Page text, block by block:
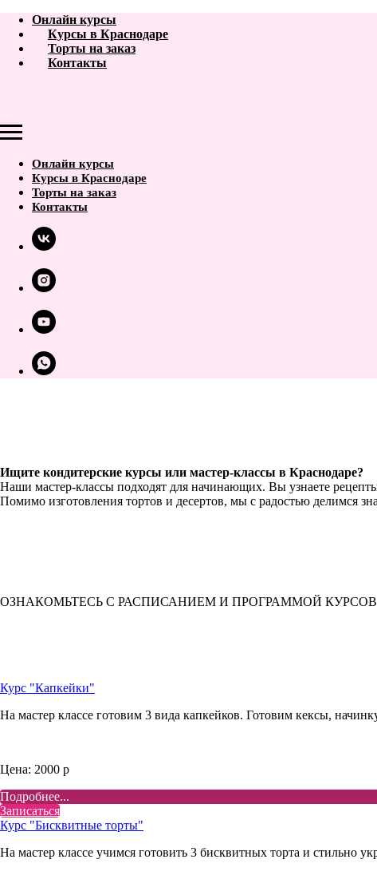
Онлайн курсы
Курсы в Краснодаре
Торты на заказ
Контакты
Онлайн курсы
Курсы в Краснодаре
Торты на заказ
Контакты
Ищите кондитерские курсы или мастер-классы в Краснодаре?
Наши мастер-классы подходят для начинающих. Вы узнаете
Помимо изготовления тортов и десертов, мы с радостью делимся
ОЗНАКОМЬТЕСЬ С РАСПИСАНИЕМ И ПРОГРАММОЙ КУРСОВ
Курс "Капкейки"
На мастер классе готовим 3 вида капкейков. Готовим кексы,
Цена: 2000 р
Подробнее...
Записаться
Курс "Бисквитные торты"
На мастер классе учимся готовить 3 бисквитных торта и стильно